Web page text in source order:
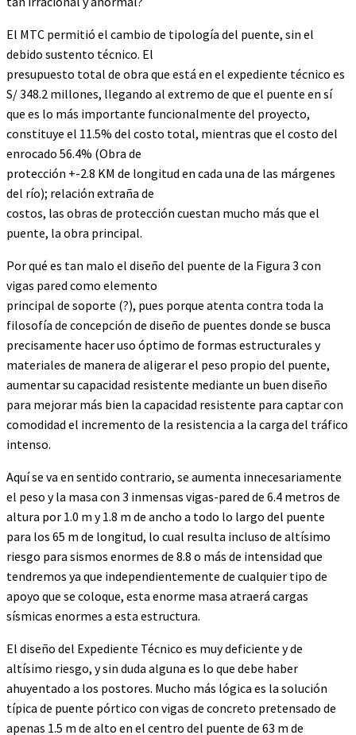
El MTC permitió el cambio de tipología del puente, sin el
debido sustento técnico. El
presupuesto total de obra que está en el expediente técnico es
S/ 348.2 millones, llegando al extremo de que el puente en sí
que es lo más importante funcionalmente del proyecto,
constituye el 11.5% del costo total, mientras que el costo del
enrocado 56.4% (Obra de
protección +-2.8 KM de longitud en cada una de las márgenes
del río); relación extraña de
costos, las obras de protección cuestan mucho más que el
puente, la obra principal.
Por qué es tan malo el diseño del puente de la Figura 3 con
vigas pared como elemento
principal de soporte (?), pues porque atenta contra toda la
filosofía de concepción de diseño de puentes donde se busca
precisamente hacer uso óptimo de formas estructurales y
materiales de manera de aligerar el peso propio del puente,
aumentar su capacidad resistente mediante un buen diseño
para mejorar más bien la capacidad resistente para captar con
comodidad el incremento de la resistencia a la carga del tráfico
intenso.
Aquí se va en sentido contrario, se aumenta innecesariamente
el peso y la masa con 3 inmensas vigas-pared de 6.4 metros de
altura por 1.0 m y 1.8 m de ancho a todo lo largo del puente
para los 65 m de longitud, lo cual resulta incluso de altísimo
riesgo para sismos enormes de 8.8 o más de intensidad que
tendremos ya que independientemente de cualquier tipo de
apoyo que se coloque, esta enorme masa atraerá cargas
sísmicas enormes a esta estructura.
El diseño del Expediente Técnico es muy deficiente y de
altísimo riesgo, y sin duda alguna es lo que debe haber
ahuyentado a los postores. Mucho más lógica es la solución
típica de puente pórtico con vigas de concreto pretensado de
apenas 1.5 m de alto en el centro del puente de 63 m de